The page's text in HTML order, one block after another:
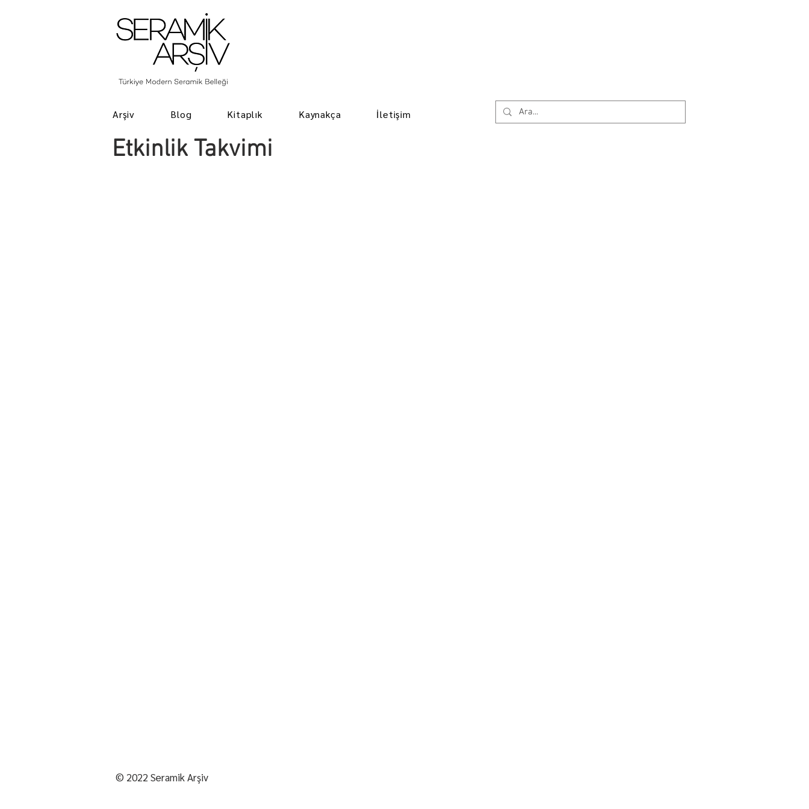
Arşiv Blog Kitaplık Kaynakça İletişim
Etkinlik Takvimi
© 2022 Seramik Arşiv